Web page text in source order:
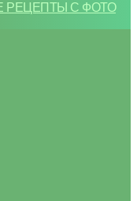
РЕЦЕПТЫ С ФОТО